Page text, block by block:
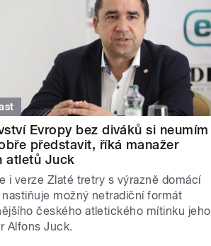
Evropy bez diváků si neumím
představit, říká manažer
atletů Juck
i verze Zlaté tretry s výrazně domácí
nastiňuje možný netradiční formát
českého atletického mítinku jeho
Alfons Juck.